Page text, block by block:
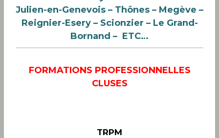
Julien-en-Genevois – Thônes – Megève –
Reignier-Esery – Scionzier – Le Grand-
Bornand – ETC…
FORMATIONS PROFESSIONNELLES
CLUSES
TRPM